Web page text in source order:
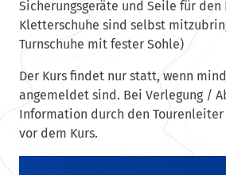
Sicherungsgeräte und Seile für den
Kletterschuhe sind selbst
Turnschuhe mit fester Sohle)
Der Kurs findet nur statt, wenn
angemeldet sind. Bei Verlegung /
Information durch den Tourenleiter
vor dem Kurs.